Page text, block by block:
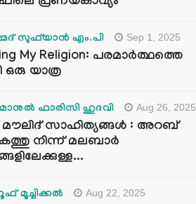
സുഫ്‌യാൻ എം.പി Sep 1, 2025
My Religion: പരമാർത്ഥത്തെ
ഒരു യാത്ര
ഫാരിസി ഹുദവി Aug 26, 2025
മൗലിദ് സാഹിത്യങ്ങൾ : അറബ്
നിന്ന് മലബാർ
മൂച്ചിക്കല്‍ Aug 22, 2025